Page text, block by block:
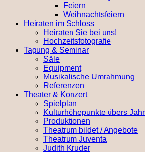
Feiern
Weihnachtsfeiern
Heiraten im Schloss
Heiraten Sie bei uns!
Hochzeitsfotografie
Tagung & Seminar
Säle
Equipment
Musikalische Umrahmung
Referenzen
Theater & Konzert
Spielplan
Kulturhöhepunkte übers Jahr
Produktionen
Theatrum bildet / Angebote
Theatrum Juventa
Judith Kruder